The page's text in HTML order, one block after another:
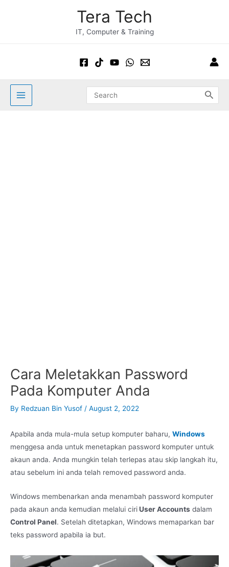
Tera Tech
IT, Computer & Training
for:
Cara Meletakkan Password
Pada Komputer Anda
By Redzuan Bin Yusof / August 2, 2022
Apabila anda mula-mula setup komputer baharu, Windows
menggesa anda untuk menetapkan password komputer untuk
akaun anda. Anda mungkin telah terlepas atau skip langkah itu,
atau sebelum ini anda telah removed password anda.
Windows membenarkan anda menambah password komputer
pada akaun anda kemudian melalui ciriUser Accounts dalam
Control Panel. Setelah ditetapkan, Windows memaparkan bar
teks password apabila ia but.